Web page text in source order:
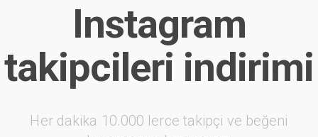
Instagram
takipcileri indirimi
Her dakika 10.000 lerce takipçi ve beğeni